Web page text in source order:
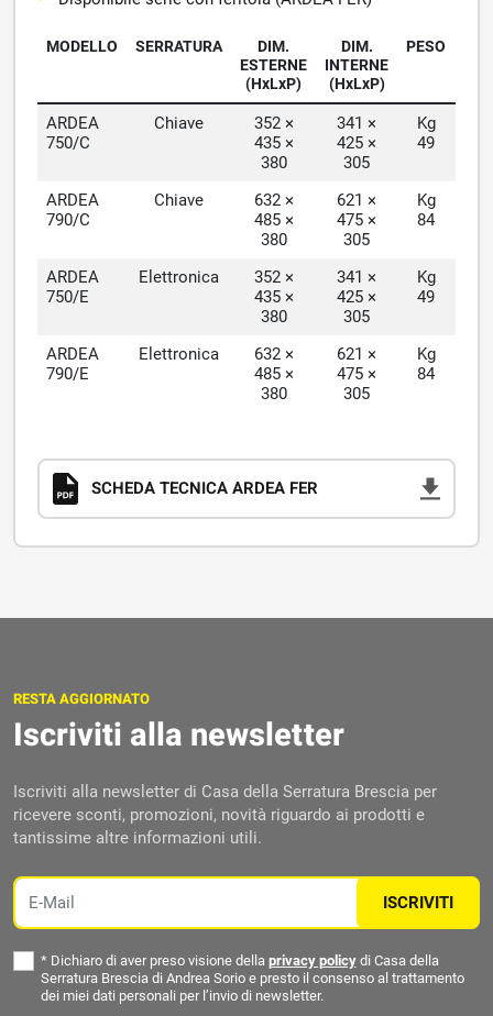
MODELLO SERRATURA
DIM.
ESTERNE
(HxLxP)
DIM.
INTERNE
(HxLxP)
PESO
ARDEA
750/C
Chiave
352 ×
435 ×
380
341 ×
425 ×
305
Kg
49
ARDEA
790/C
Chiave
632 ×
485 ×
380
621 ×
475 ×
305
Kg
84
ARDEA
750/E
Elettronica
352 ×
435 ×
380
341 ×
425 ×
305
Kg
49
ARDEA
790/E
Elettronica
632 ×
485 ×
380
621 ×
475 ×
305
Kg
84
SCHEDA TECNICA ARDEA FER
RESTA AGGIORNATO
Iscriviti alla newsletter
Iscriviti alla newsletter di Casa della Serratura Brescia per
ricevere sconti, promozioni, novità riguardo ai prodotti e
tantissime altre informazioni utili.
Email
ISCRIVITI
*Dichiaro di aver preso visione della privacy policydi Casa della
Serratura Brescia di Andrea Sorio e presto il consenso al trattamento
dei miei dati personali per l’invio di newsletter.